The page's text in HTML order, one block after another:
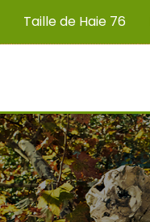
Taille de Haie 76